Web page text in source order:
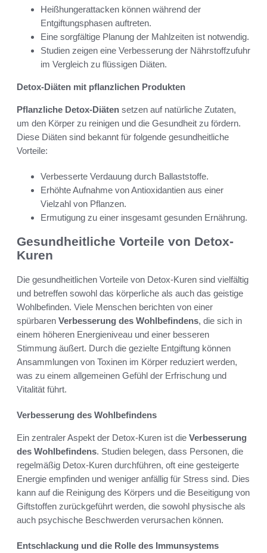
Heißhungerattacken können während der
Entgiftungsphasen auftreten.
Eine sorgfältige Planung der Mahlzeiten ist notwendig.
Studien zeigen eine Verbesserung der Nährstoffzufuhr
im Vergleich zu flüssigen Diäten.
Detox-Diäten mit pflanzlichen Produkten
Pflanzliche Detox-Diäten setzen auf natürliche Zutaten,
um den Körper zu reinigen und die Gesundheit zu fördern.
Diese Diäten sind bekannt für folgende gesundheitliche
Vorteile:
Verbesserte Verdauung durch Ballaststoffe.
Erhöhte Aufnahme von Antioxidantien aus einer
Vielzahl von Pflanzen.
Ermutigung zu einer insgesamt gesunden Ernährung.
Gesundheitliche Vorteile von Detox-
Kuren
Die gesundheitlichen Vorteile von Detox-Kuren sind vielfältig
und betreffen sowohl das körperliche als auch das geistige
Wohlbefinden. Viele Menschen berichten von einer
spürbaren Verbesserung des Wohlbefindens, die sich in
einem höheren Energieniveau und einer besseren
Stimmung äußert. Durch die gezielte Entgiftung können
Ansammlungen von Toxinen im Körper reduziert werden,
was zu einem allgemeinen Gefühl der Erfrischung und
Vitalität führt.
Verbesserung des Wohlbefindens
Ein zentraler Aspekt der Detox-Kuren ist die Verbesserung
des Wohlbefindens. Studien belegen, dass Personen, die
regelmäßig Detox-Kuren durchführen, oft eine gesteigerte
Energie empfinden und weniger anfällig für Stress sind. Dies
kann auf die Reinigung des Körpers und die Beseitigung von
Giftstoffen zurückgeführt werden, die sowohl physische als
auch psychische Beschwerden verursachen können.
Entschlackung und die Rolle des Immunsystems